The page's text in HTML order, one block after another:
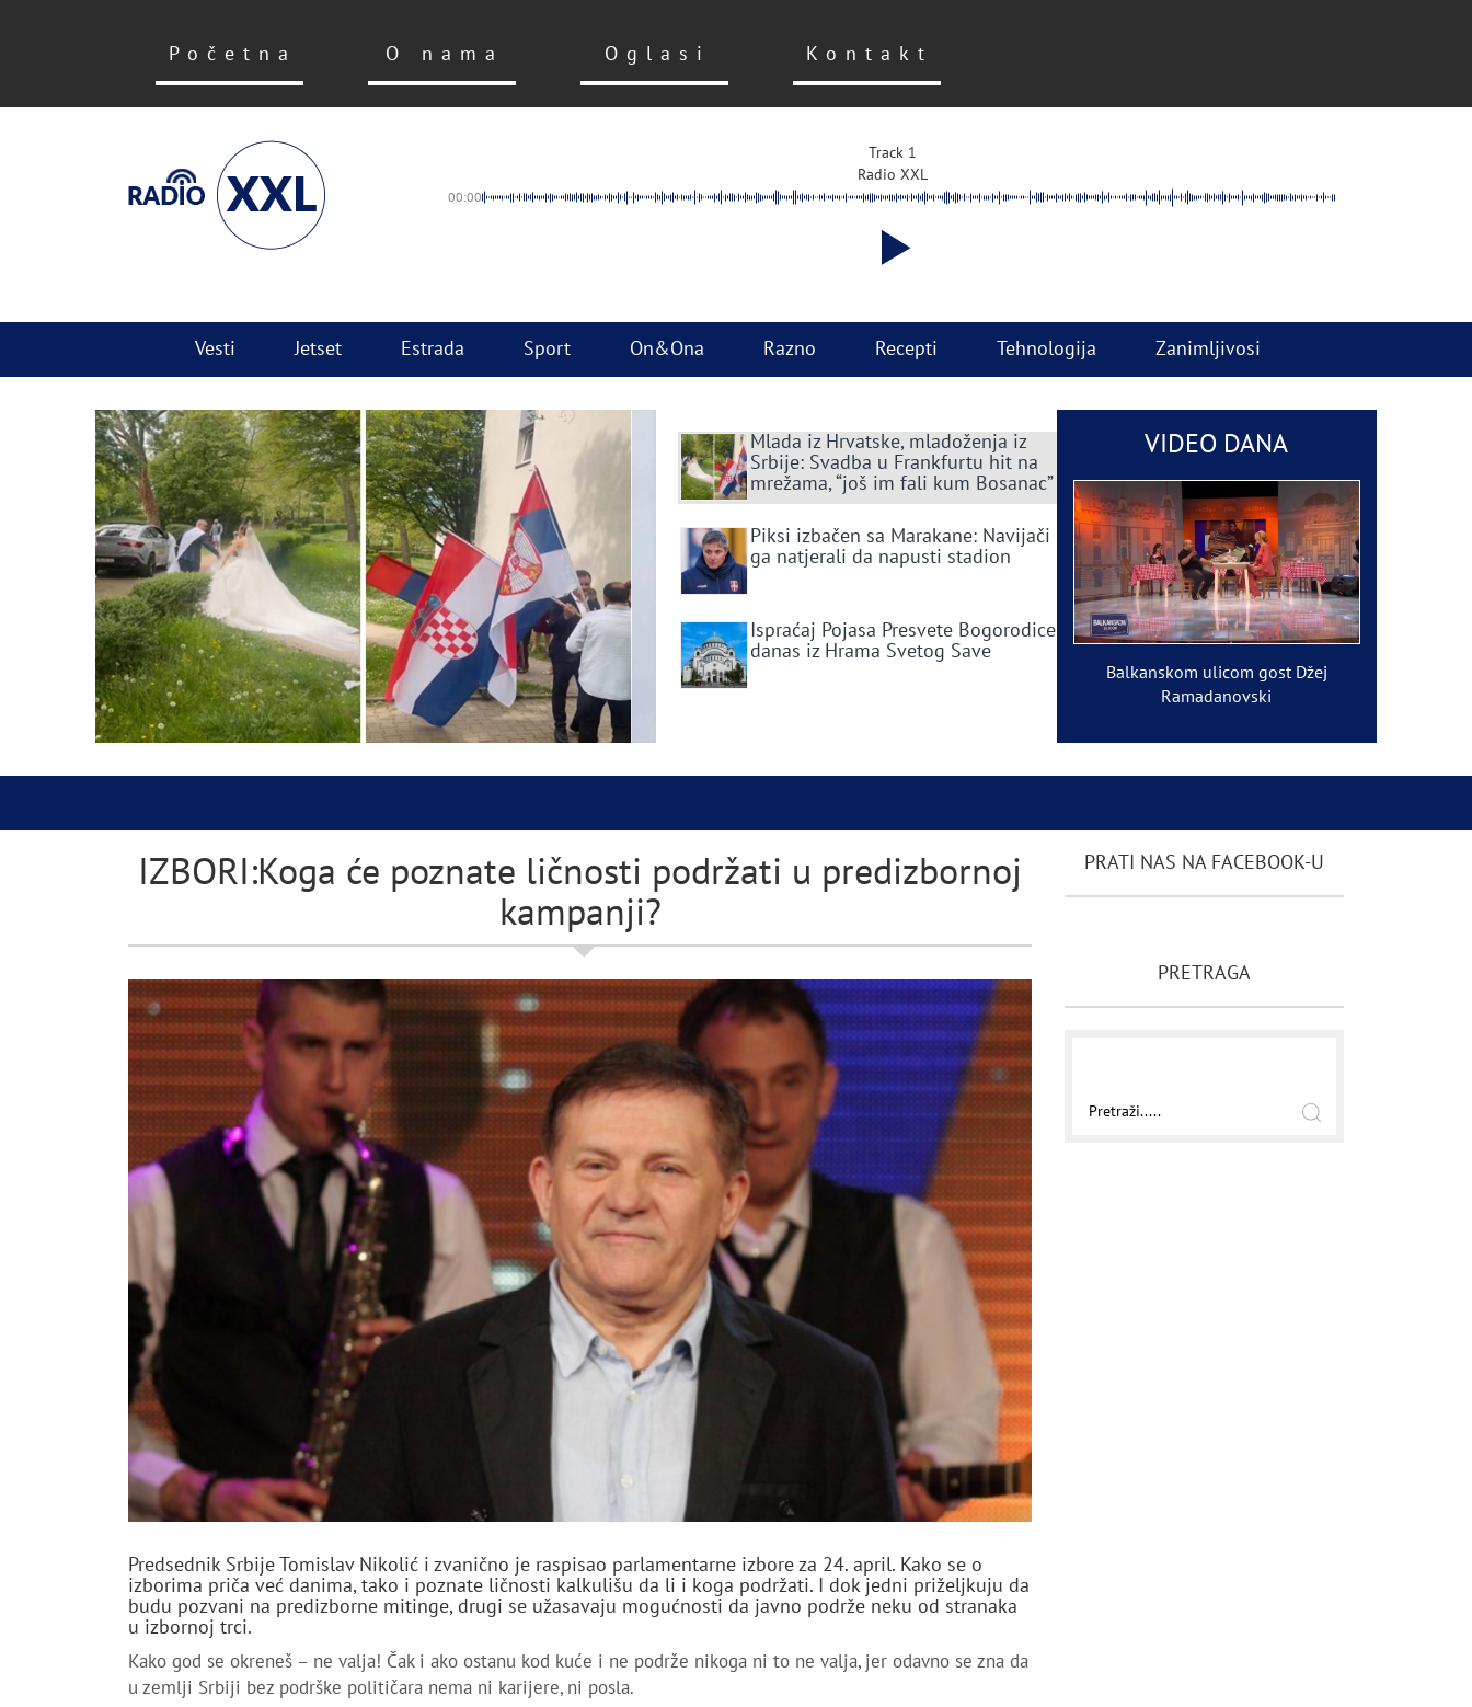
Početna O nama Oglasi Kontakt
Track 1
Radio XXL
00:00
Vesti Jetset Estrada Sport On&Ona Razno Recepti Tehnologija Zanimljivosi
Mlada iz Hrvatske, mladoženja iz
Srbije: Svadba u Frankfurtu hit na
mrežama, “još im fali kum Bosanac”
Piksi izbačen sa Marakane: Navijači
ga natjerali da napusti stadion
Ispraćaj Pojasa Presvete Bogorodice
danas iz Hrama Svetog Save
VIDEO DANA
Balkanskom ulicom gost Džej
Ramadanovski
IZBORI:Koga će poznate ličnosti podržati u predizbornoj
kampanji?
Predsednik Srbije Tomislav Nikolić i zvanično je raspisao parlamentarne izbore za 24. april. Kako se o
izborima priča već danima, tako i poznate ličnosti kalkulišu da li i koga podržati. I dok jedni priželjkuju da
budu pozvani na predizborne mitinge, drugi se užasavaju mogućnosti da javno podrže neku od stranaka
u izbornoj trci.
Kako god se okreneš – ne valja! Čak i ako ostanu kod kuće i ne podrže nikoga ni to ne valja, jer odavno se zna da
u zemlji Srbiji bez podrške političara nema ni karijere, ni posla.
PRATI NAS NA FACEBOOK-U
PRETRAGA